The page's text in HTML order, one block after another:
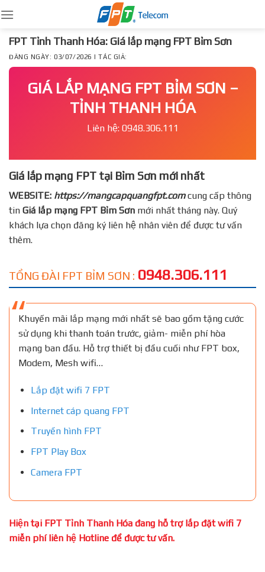
to
content
FPT Tỉnh Thanh Hóa: Giá lắp mạng FPT Bỉm Sơn
ĐĂNG NGÀY: 03/07/2026 | TÁC GIẢ:
GIÁ LẮP MẠNG FPT BỈM SƠN –
TỈNH THANH HÓA
Liên hệ: 0948.306.111
Giá lắp mạng FPT tại Bỉm Sơn mới nhất
WEBSITE: https://mangcapquangfpt.comcung cấp thông
tin Giá lắp mạng FPT Bỉm Sơn mới nhất tháng này. Quý
khách lựa chọn đăng ký liên hệ nhân viên để được tư vấn
thêm.
TỔNG ĐÀI FPT BỈM SƠN : 0948.306.111
Khuyến mãi lắp mạng mới nhất sẽ bao gồm tặng cước
sử dụng khi thanh toán trước, giảm- miễn phí hòa
mạng ban đầu. Hỗ trợ thiết bị đầu cuối như FPT box,
Modem, Mesh wifi…
Lắp đặt wifi 7 FPT
Internet cáp quang FPT
Truyền hình FPT
FPT Play Box
Camera FPT
Hiện tại FPT Tỉnh Thanh Hóa đang hỗ trợ lắp đặt wifi 7
miễn phí liên hệ Hotline để được tư vấn.